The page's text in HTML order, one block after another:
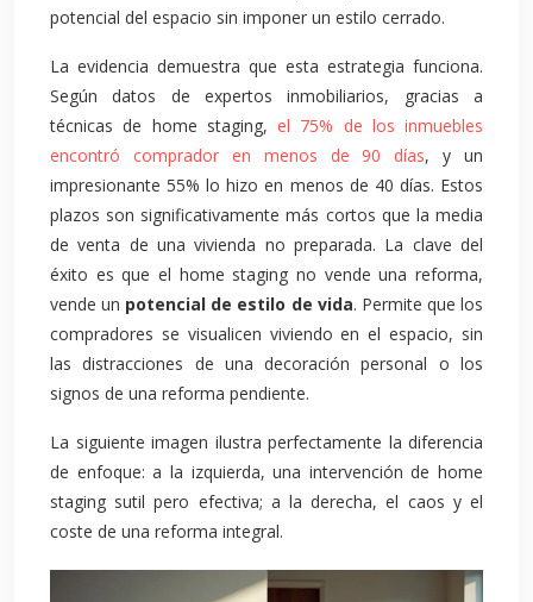
potencial del espacio sin imponer un estilo cerrado.
La evidencia demuestra que esta estrategia funciona.
Según datos de expertos inmobiliarios, gracias a
técnicas de home staging, el 75% de los inmuebles
encontró comprador en menos de 90 días, y un
impresionante 55% lo hizo en menos de 40 días. Estos
plazos son significativamente más cortos que la media
de venta de una vivienda no preparada. La clave del
éxito es que el home staging no vende una reforma,
vende un potencial de estilo de vida. Permite que los
compradores se visualicen viviendo en el espacio, sin
las distracciones de una decoración personal o los
signos de una reforma pendiente.
La siguiente imagen ilustra perfectamente la diferencia
de enfoque: a la izquierda, una intervención de home
staging sutil pero efectiva; a la derecha, el caos y el
coste de una reforma integral.